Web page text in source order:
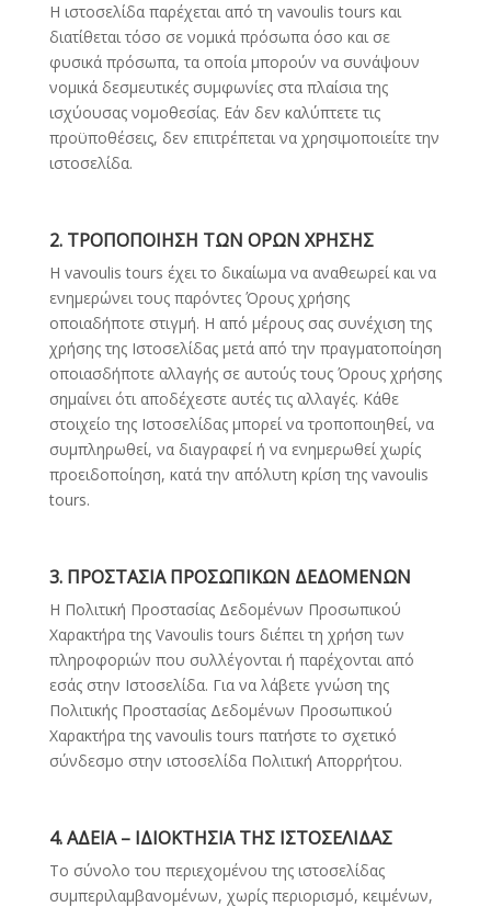
Η ιστοσελίδα παρέχεται από τη vavoulis tours και
διατίθεται τόσο σε νομικά πρόσωπα όσο και σε
φυσικά πρόσωπα, τα οποία μπορούν να συνάψουν
νομικά δεσμευτικές συμφωνίες στα πλαίσια της
ισχύουσας νομοθεσίας. Εάν δεν καλύπτετε τις
προϋποθέσεις, δεν επιτρέπεται να χρησιμοποιείτε την
ιστοσελίδα.
2. ΤΡΟΠΟΠΟΙΗΣΗ ΤΩΝ ΟΡΩΝ ΧΡΗΣΗΣ
H vavoulis tours έχει το δικαίωμα να αναθεωρεί και να
ενημερώνει τους παρόντες Όρους χρήσης
οποιαδήποτε στιγμή. Η από μέρους σας συνέχιση της
χρήσης της Ιστοσελίδας μετά από την πραγματοποίηση
οποιασδήποτε αλλαγής σε αυτούς τους Όρους χρήσης
σημαίνει ότι αποδέχεστε αυτές τις αλλαγές. Κάθε
στοιχείο της Ιστοσελίδας μπορεί να τροποποιηθεί, να
συμπληρωθεί, να διαγραφεί ή να ενημερωθεί χωρίς
προειδοποίηση, κατά την απόλυτη κρίση της vavoulis
tours.
3. ΠΡΟΣΤΑΣΙΑ ΠΡΟΣΩΠΙΚΩΝ ΔΕΔΟΜΕΝΩΝ
Η Πολιτική Προστασίας Δεδομένων Προσωπικού
Χαρακτήρα της Vavoulis tours διέπει τη χρήση των
πληροφοριών που συλλέγονται ή παρέχονται από
εσάς στην Ιστοσελίδα. Για να λάβετε γνώση της
Πολιτικής Προστασίας Δεδομένων Προσωπικού
Χαρακτήρα της vavoulis tours πατήστε το σχετικό
σύνδεσμο στην ιστοσελίδα Πολιτική Απορρήτου.
4. ΑΔΕΙΑ – ΙΔΙΟΚΤΗΣΙΑ ΤΗΣ ΙΣΤΟΣΕΛΙΔΑΣ
Το σύνολο του περιεχομένου της ιστοσελίδας
συμπεριλαμβανομένων, χωρίς περιορισμό, κειμένων,